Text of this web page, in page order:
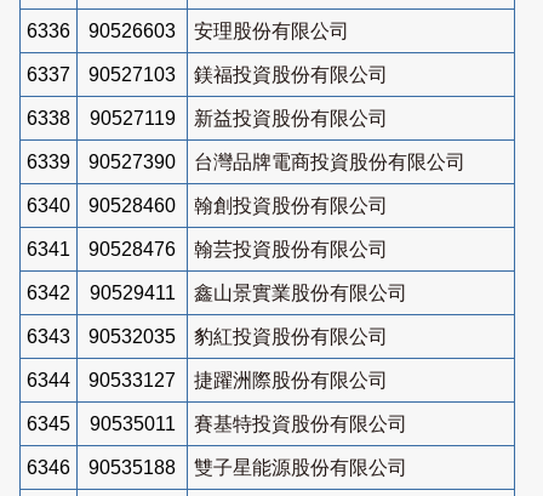
6336 90526603 安理股份有限公司
6337 90527103 鎂福投資股份有限公司
6338 90527119 新益投資股份有限公司
6339 90527390 台灣品牌電商投資股份有限公司
6340 90528460 翰創投資股份有限公司
6341 90528476 翰芸投資股份有限公司
6342 90529411 鑫山景實業股份有限公司
6343 90532035 豹紅投資股份有限公司
6344 90533127 捷躍洲際股份有限公司
6345 90535011 賽基特投資股份有限公司
6346 90535188 雙子星能源股份有限公司